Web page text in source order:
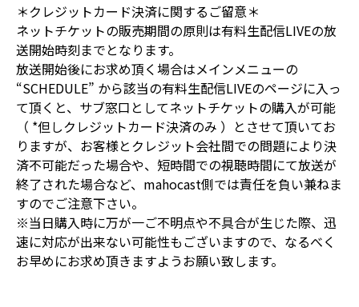
＊クレジットカード決済に関するご留意＊
ネットチケットの販売期間の原則は有料生配信LIVEの放
送開始時刻までとなります。
放送開始後にお求め頂く場合はメインメニューの
“SCHEDULE” から該当の有料生配信LIVEのページに入っ
て頂くと、サブ窓口としてネットチケットの購入が可能
（ *但しクレジットカード決済のみ ）とさせて頂いてお
りますが、お客様とクレジット会社間での問題により決
済不可能だった場合や、短時間での視聴時間にて放送が
終了された場合など、mahocast側では責任を負い兼ねま
すのでご注意下さい。
※当日購入時に万が一ご不明点や不具合が生じた際、迅
速に対応が出来ない可能性もございますので、なるべく
お早めにお求め頂きますようお願い致します。